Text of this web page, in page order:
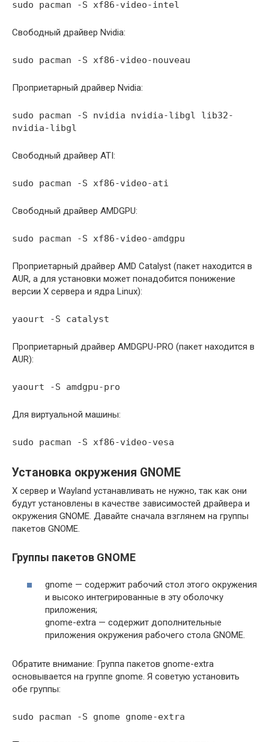
sudo pacman -S xf86-video-intel
Свободный драйвер Nvidia:
sudo pacman -S xf86-video-nouveau
Проприетарный драйвер Nvidia:
sudo pacman -S nvidia nvidia-libgl lib32-
nvidia-libgl
Свободный драйвер ATI:
sudo pacman -S xf86-video-ati
Свободный драйвер AMDGPU:
sudo pacman -S xf86-video-amdgpu
Проприетарный драйвер AMD Catalyst (пакет находится в
AUR, а для установки может понадобится понижение
версии X сервера и ядра Linux):
yaourt -S catalyst
Проприетарный драйвер AMDGPU-PRO (пакет находится в
AUR):
yaourt -S amdgpu-pro
Для виртуальной машины:
sudo pacman -S xf86-video-vesa
Установка окружения GNOME
X сервер и Wayland устанавливать не нужно, так как они
будут установлены в качестве зависимостей драйвера и
окружения GNOME. Давайте сначала взглянем на группы
пакетов GNOME.
Группы пакетов GNOME
gnome — содержит рабочий стол этого окружения
и высоко интегрированные в эту оболочку
приложения;
gnome-extra — содержит дополнительные
приложения окружения рабочего стола GNOME.
Обратите внимание: Группа пакетов gnome-extra
основывается на группе gnome. Я советую установить
обе группы:
sudo pacman -S gnome gnome-extra